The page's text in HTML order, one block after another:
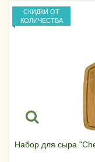
СКИДКИ ОТ
КОЛИЧЕСТВА
Набор для сыра